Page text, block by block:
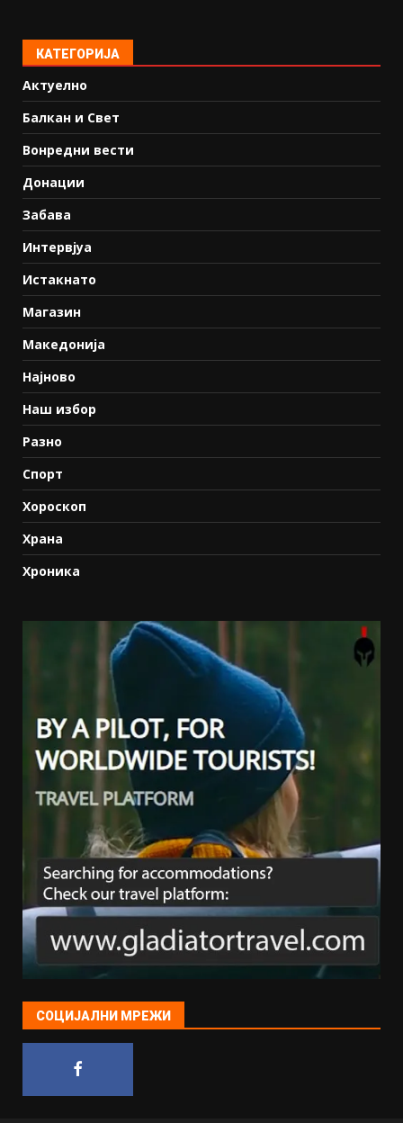
КАТЕГОРИЈА
Актуелно
Балкан и Свет
Вонредни вести
Донации
Забава
Интервјуа
Истакнато
Магазин
Македонија
Најново
Наш избор
Разно
Спорт
Хороскоп
Храна
Хроника
СОЦИЈАЛНИ МРЕЖИ